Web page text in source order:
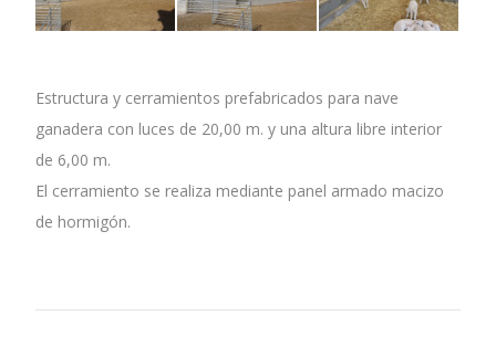
Estructura y cerramientos prefabricados para nave
ganadera con luces de 20,00 m. y una altura libre interior
de 6,00 m.
El cerramiento se realiza mediante panel armado macizo
de hormigón.